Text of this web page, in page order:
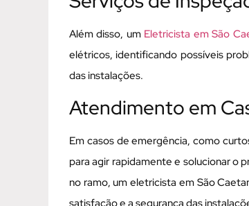
Além disso, um Eletricista em São
elétricos, identificando possíveis
das instalações.
Atendimento em
Em casos de emergência, como
para agir rapidamente e solucionar o
no ramo, um eletricista em São
satisfação e a segurança das